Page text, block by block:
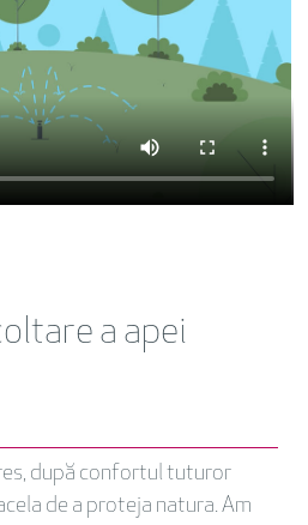
a apei
după confortul tuturor
de a proteja natura. Am